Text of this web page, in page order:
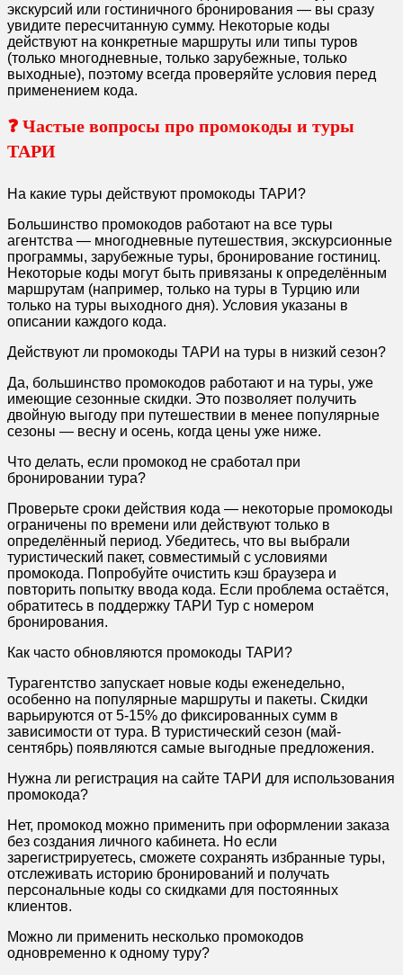
экскурсий или гостиничного бронирования — вы сразу
увидите пересчитанную сумму. Некоторые коды
действуют на конкретные маршруты или типы туров
(только многодневные, только зарубежные, только
выходные), поэтому всегда проверяйте условия перед
применением кода.
❓ Частые вопросы про промокоды и туры
ТАРИ
На какие туры действуют промокоды ТАРИ?
Большинство промокодов работают на все туры
агентства — многодневные путешествия, экскурсионные
программы, зарубежные туры, бронирование гостиниц.
Некоторые коды могут быть привязаны к определённым
маршрутам (например, только на туры в Турцию или
только на туры выходного дня). Условия указаны в
описании каждого кода.
Действуют ли промокоды ТАРИ на туры в низкий сезон?
Да, большинство промокодов работают и на туры, уже
имеющие сезонные скидки. Это позволяет получить
двойную выгоду при путешествии в менее популярные
сезоны — весну и осень, когда цены уже ниже.
Что делать, если промокод не сработал при
бронировании тура?
Проверьте сроки действия кода — некоторые промокоды
ограничены по времени или действуют только в
определённый период. Убедитесь, что вы выбрали
туристический пакет, совместимый с условиями
промокода. Попробуйте очистить кэш браузера и
повторить попытку ввода кода. Если проблема остаётся,
обратитесь в поддержку ТАРИ Тур с номером
бронирования.
Как часто обновляются промокоды ТАРИ?
Турагентство запускает новые коды еженедельно,
особенно на популярные маршруты и пакеты. Скидки
варьируются от 5-15% до фиксированных сумм в
зависимости от тура. В туристический сезон (май-
сентябрь) появляются самые выгодные предложения.
Нужна ли регистрация на сайте ТАРИ для использования
промокода?
Нет, промокод можно применить при оформлении заказа
без создания личного кабинета. Но если
зарегистрируетесь, сможете сохранять избранные туры,
отслеживать историю бронирований и получать
персональные коды со скидками для постоянных
клиентов.
Можно ли применить несколько промокодов
одновременно к одному туру?